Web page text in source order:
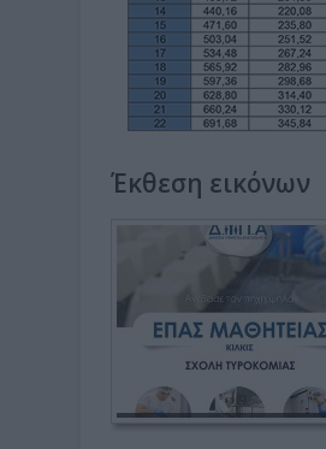
Έκθεση εικόνων